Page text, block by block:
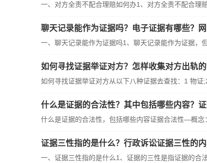
一、对方全责不配合理赔如何办1、对方全责不配合理
聊天记录能作为证据吗？电子证据有哪些？
一、聊天记录能作为证据吗1、聊天记录能作为证据，
如何寻找证据举证对方？怎样收集对方出轨的
如何寻找证据举证对方从以下八种证据去查找：1 物证
什么是证据的合法性？其中包括哪些内容？
什么是证据的合法性，包括哪些内容证据合法性—概念
证据三性指的是什么？行政诉讼证据三性的内
一、证据三性指的是什么1、证据的三性是指证据的合